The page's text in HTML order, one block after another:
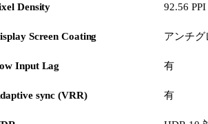
Density 92.56 PPI
Screen Coating アンチグ
Input Lag 有
sync (VRR) 有